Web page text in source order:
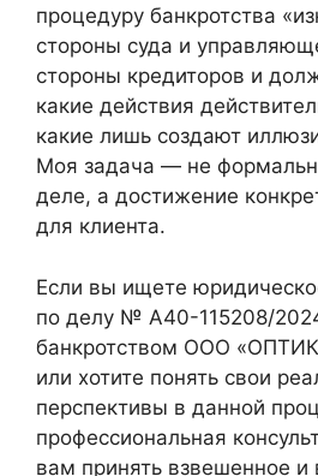
процедуру банкротства
стороны суда и
стороны кредиторов и
какие действия
какие лишь создают
Моя задача — не
деле, а достижение
для клиента.
Если вы ищете
по делу № А40-115208/
банкротством ООО
или хотите понять свои
перспективы в данной
профессиональная
вам принять взвешенное и